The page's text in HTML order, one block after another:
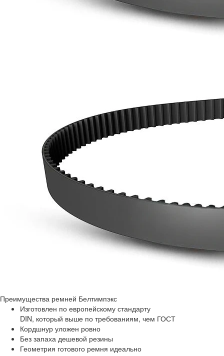
Преимущества ремней Белтимпэкс
Изготовлен по европейскому стандарту
DIN, который выше по требованиям, чем ГОСТ
Кордшнур уложен ровно
Без запаха дешевой резины
Геометрия готового ремня идеально